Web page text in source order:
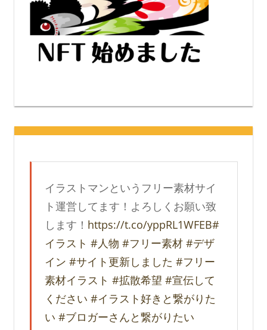
イラストマンというフリー素材サイ
ト運営してます！よろしくお願い致
します！ https://t.co/yppRL1WFEB#
イラスト #人物 #フリー素材 #デザ
イン #サイト更新しました #フリー
素材イラスト #拡散希望 #宣伝して
ください #イラスト好きと繋がりた
い #ブロガーさんと繋がりたい